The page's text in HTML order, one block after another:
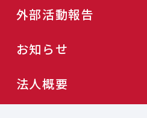
外部活動報告
お知らせ
法人概要